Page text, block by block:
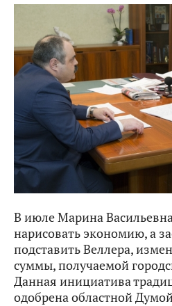
В июле Марина
нарисовать экономию, а
подставить Веллера,
суммы, получаемой
Данная инициатива
одобрена областной